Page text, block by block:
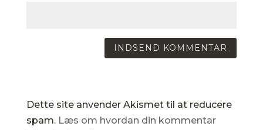
Dette site anvender Akismet til at reducere
spam. Læs om hvordan din kommentar